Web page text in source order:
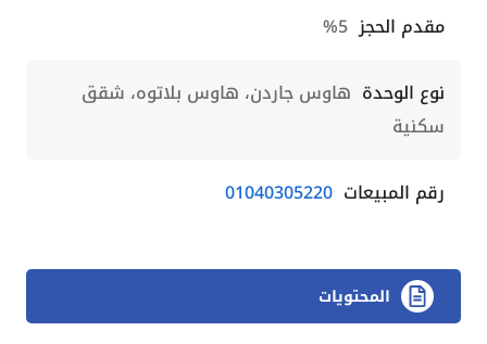
مقدم الحجز 5%
نوع الوحدة هاوس جاردن، هاوس بلاتوه، شقق
سكنية
رقم المبيعات 01040305220
المحتويات